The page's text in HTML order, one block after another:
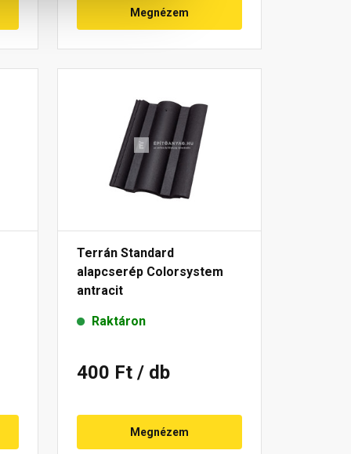
Megnézem
Terrán Standard
alapcserép Colorsystem
antracit
Raktáron
400 Ft / db
Megnézem